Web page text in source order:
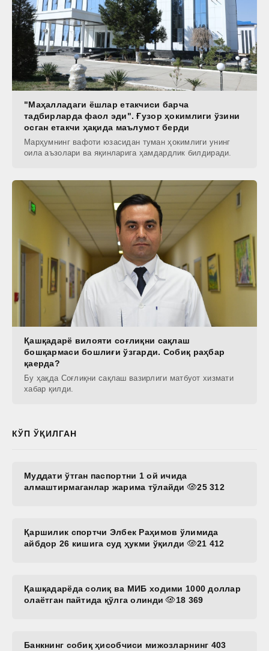
"Маҳалладаги ёшлар етакчиси барча
тадбирларда фаол эди". Ғузор ҳокимлиги ўзини
осган етакчи ҳақида маълумот берди
Марҳумнинг вафоти юзасидан туман ҳокимлиги унинг
оила аъзолари ва яқинларига ҳамдардлик билдиради.
Қашқадарё вилояти соғлиқни сақлаш
бошқармаси бошлиғи ўзгарди. Собиқ раҳбар
қаерда?
Бу ҳақда Соғлиқни сақлаш вазирлиги матбуот хизмати
хабар қилди.
КЎП ЎҚИЛГАН
Муддати ўтган паспортни 1 ой ичида
алмаштирмаганлар жарима тўлайди
25 312
Қаршилик спортчи Элбек Раҳимов ўлимида
айбдор 26 кишига суд ҳукми ўқилди
21 412
Қашқадарёда солиқ ва МИБ ходими 1000 доллар
олаётган пайтида қўлга олинди
18 369
Банкнинг собиқ ҳисобчиси мижозларнинг 403